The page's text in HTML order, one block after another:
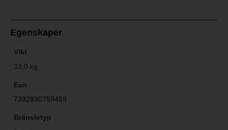
Egenskaper
Vikt
33.0 kg
Ean
7392930759459
Bränsletyp